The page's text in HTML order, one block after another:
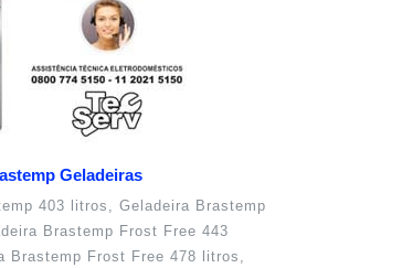
Geladeiras
403 litros, Geladeira Brastemp
Brastemp Frost Free 443
Brastemp Frost Free 478 litros,